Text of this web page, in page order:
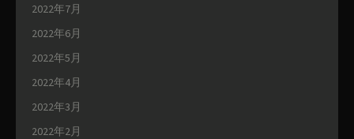
2022年7月
2022年6月
2022年5月
2022年4月
2022年3月
2022年2月